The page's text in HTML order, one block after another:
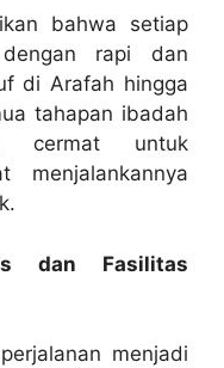
bahwa setiap
rapi dan
di Arafah hingga
tahapan ibadah
cermat untuk
menjalankannya
dan Fasilitas
menjadi